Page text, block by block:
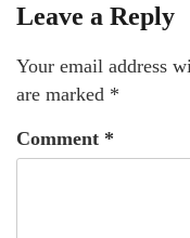
Leave a Reply
Your email address
are marked *
Comment *